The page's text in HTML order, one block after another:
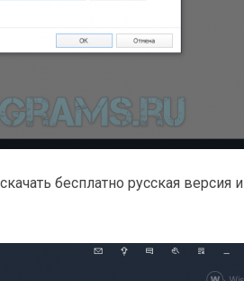
бесплатно русская версия и